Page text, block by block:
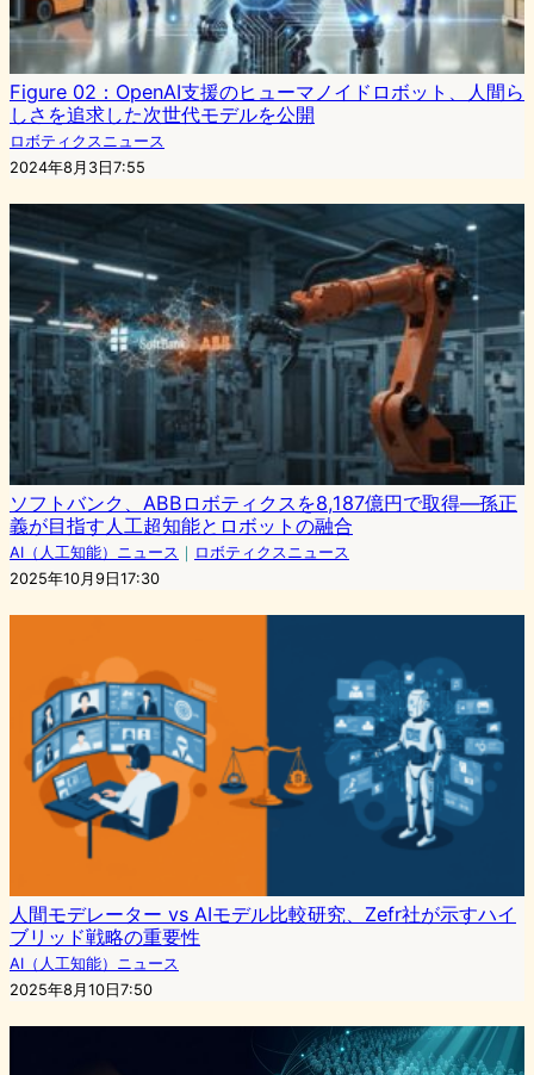
Figure 02：OpenAI支援のヒューマノイドロボット、人間ら
しさを追求した次世代モデルを公開
ロボティクスニュース
2024年8月3日7:55
ソフトバンク、ABBロボティクスを8,187億円で取得―孫正
義が目指す人工超知能とロボットの融合
AI（人工知能）ニュース ｜ ロボティクスニュース
2025年10月9日17:30
人間モデレーター vs AIモデル比較研究、Zefr社が示すハイ
ブリッド戦略の重要性
AI（人工知能）ニュース
2025年8月10日7:50